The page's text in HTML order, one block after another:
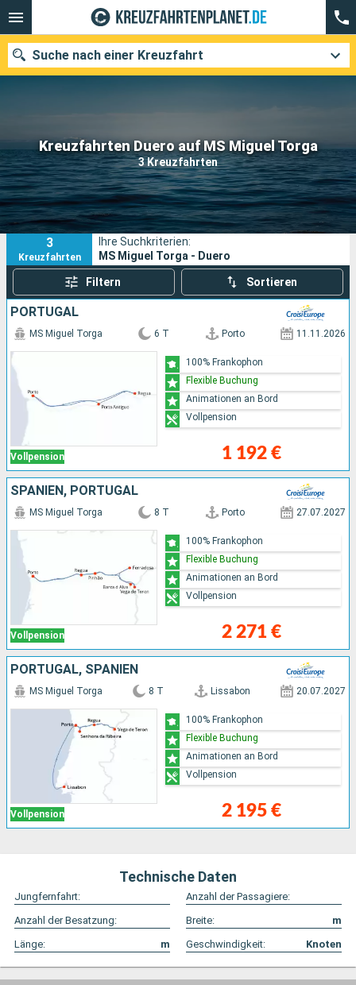
Kreuzfahrten Duero auf MS Miguel Torga
3 Kreuzfahrten
Suche nach einer Kreuzfahrt
Unsere Ziele
Abfahrtsmonat
Häfen Reedereien
Suchen
3
Kreuzfahrten
Ihre Suchkriterien:
MS Miguel Torga - Duero
Filtern Sortieren
PORTUGAL
Vollpension
MS Miguel Torga 6 T Porto 11.11.2026
1 192 €
100% Frankophon
Flexible Buchung
Animationen an Bord
Vollpension
SPANIEN, PORTUGAL
Vollpension
MS Miguel Torga 8 T Porto 27.07.2027
2 271 €
100% Frankophon
Flexible Buchung
Animationen an Bord
Vollpension
PORTUGAL, SPANIEN
Vollpension
MS Miguel Torga 8 T Lissabon 20.07.2027
2 195 €
100% Frankophon
Flexible Buchung
Animationen an Bord
Vollpension
Technische Daten
Jungfernfahrt:
Anzahl der Passagiere:
Anzahl der Besatzung:
Breite:
m
Länge:
m Geschwindigkeit: Knoten